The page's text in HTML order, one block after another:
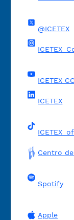
@ICETEX
ICETEX
ICETEX
Centro
Spotify
Apple